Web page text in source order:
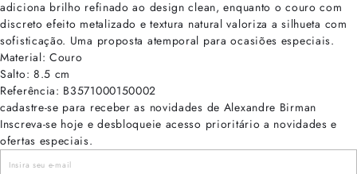
adiciona brilho refinado ao design clean, enquanto o couro com
discreto efeito metalizado e textura natural valoriza a silhueta com
sofisticação. Uma proposta atemporal para ocasiões especiais.
Material: Couro
Salto: 8.5 cm
Referência: B3571000150002
cadastre-se para receber as novidades de Alexandre Birman
Inscreva-se hoje e desbloqueie acesso prioritário a novidades e
ofertas especiais.